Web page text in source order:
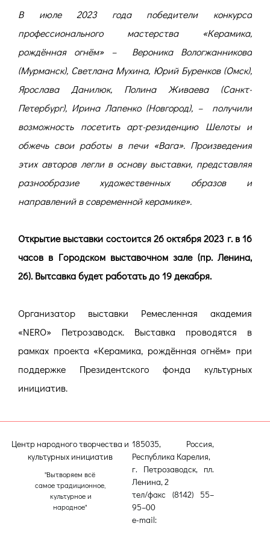
В июле 2023 года победители конкурса
профессионального мастерства «Керамика,
рождённая огнём» – Вероника Вологжанникова
(Мурманск), Светлана Мухина, Юрий Буренков (Омск),
Ярослава Данилюк, Полина Живаева (Санкт-
Петербург), Ирина Лапенко (Новгород), – получили
возможность посетить арт-резиденцию Шелоты и
обжечь свои работы в печи «Вага». Произведения
этих авторов легли в основу выставки, представляя
разнообразие художественных образов и
направлений в современной керамике».
Открытие выставки состоится 26 октября 2023 г. в 16
часов в Городском выставочном зале (пр. Ленина,
26). Вытсавка будет работать до 19 декабря.
Организатор выставки Ремесленная академия
«NERO» Петрозаводск. Выставка проводятся в
рамках проекта «Керамика, рождённая огнём» при
поддержке Президентского фонда культурных
инициатив.
Центр народного творчества и
культурных инициатив
"Вытворяем всё
самое традиционное,
культурное и
народное"
185035, Россия,
Республика Карелия,
г. Петрозаводск, пл.
Ленина, 2
тел/факс (8142) 55–
95–00
e-mail: